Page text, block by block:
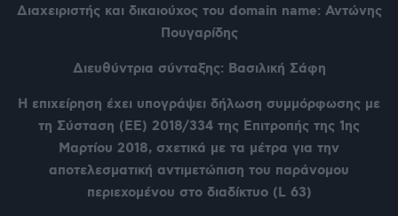
Διαχειριστής και δικαιούχος του domain name: Αντώνης
Πουγαρίδης
Διευθύντρια σύνταξης: Βασιλική Σάφη
Η επιχείρηση έχει υπογράψει δήλωση συμμόρφωσης με
τη Σύσταση (ΕΕ) 2018/334 της Επιτροπής της 1ης
Μαρτίου 2018, σχετικά με τα μέτρα για την
αποτελεσματική αντιμετώπιση του παράνομου
περιεχομένου στο διαδίκτυο (L 63)